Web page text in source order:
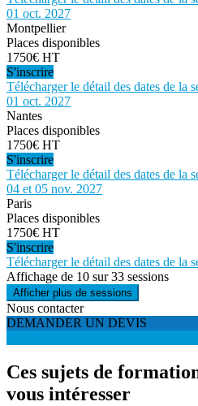
01 oct. 2027
Montpellier
Places disponibles
1750€ HT
S'inscrire
Télécharger le détail des dates de la
01 oct. 2027
Nantes
Places disponibles
1750€ HT
S'inscrire
Télécharger le détail des dates de la
04 et 05 nov. 2027
Paris
Places disponibles
1750€ HT
S'inscrire
Télécharger le détail des dates de la
Affichage de 10 sur 33 sessions
Afficher plus de sessions
Nous contacter
DEMANDER UN DEVIS
Ces sujets de
vous intéresser